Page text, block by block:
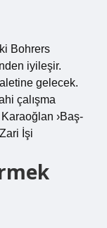
Bohrers
iyileşir.
gelecek.
çalışma
›Baş-
İşi